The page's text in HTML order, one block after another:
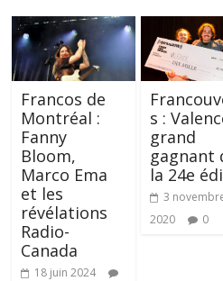
Francos de
Montréal :
Fanny
Bloom,
Marco Ema
et les
révélations
Radio-
Canada
18 juin 2024
s :
grand
gagnant
la 24e
3
2020
0